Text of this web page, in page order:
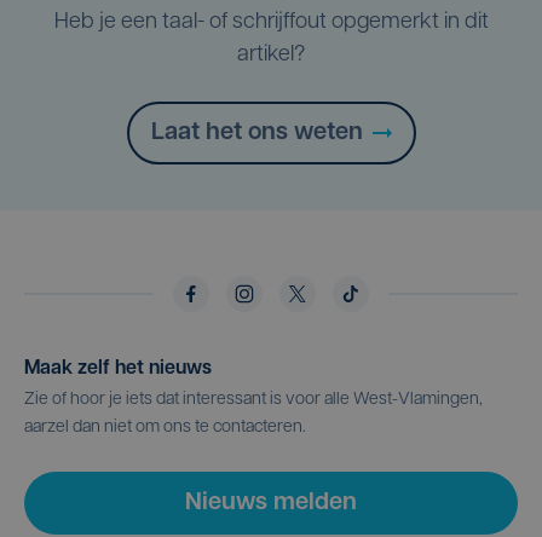
Heb je een taal- of schrijffout opgemerkt in dit
artikel?
Laat het ons weten
Maak zelf het nieuws
Zie of hoor je iets dat interessant is voor alle West-Vlamingen,
aarzel dan niet om ons te contacteren.
Nieuws melden